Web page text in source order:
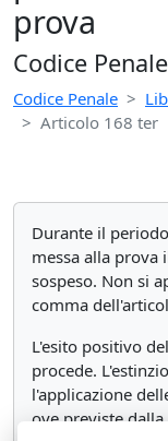
prova
Codice Penale
Codice Penale
Articolo 168 ter
Durante il
messa alla prova
sospeso. Non si
comma
L'esito positivo
procede.
l'applicazione
ove previste dalla